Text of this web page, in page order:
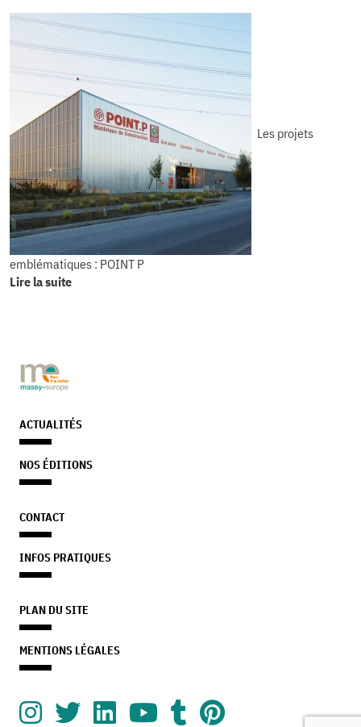
Les projets
emblématiques : POINT P
Lire la suite
ACTUALITÉS
NOS ÉDITIONS
CONTACT
INFOS PRATIQUES
PLAN DU SITE
MENTIONS LÉGALES